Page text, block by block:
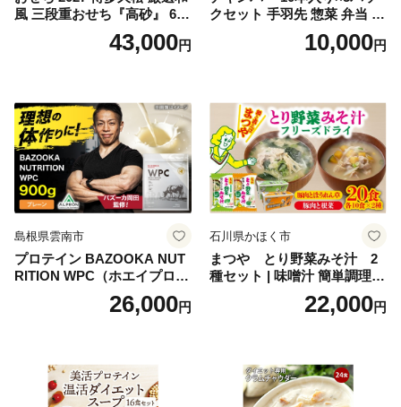
風 三段重おせち『高砂』 6.5
寸 3段重 2～3人前 おせち料
理 重箱 お正月 冷凍おせち 縁
ち 本格おせち おせち予約 年
末 年始 お取り寄せ 新春 贅沢
おせち こだわりおせち 惣菜
老舗おせち ふるさと納税お
せち 御節 お節料理 正月 調理
不要 おせち料理2027
43,000円
クセット 手羽先 惣菜 弁当 お
かず お酒 おつまみ ギフト キ
ャンプ アウトドア キャンプ
10,000円
島根県雲南市
プロテイン BAZOOKA NUT
RITION WPC（ホエイプロテ
イン）＜プレーン＞ 900g｜
バズーカ岡田監修・植物由来
ロン [AIEN005]
26,000円
石川県かほく市
まつや とり野菜みそ汁 2
種セット | 味噌汁 簡単調理
お味噌 おみそ みそ とり野菜
時短料理 時短ごはん ご当地
22,000円